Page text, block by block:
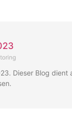
Dieser Blog dient